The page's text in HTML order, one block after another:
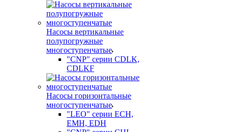
Насосы вертикальные
полупогружные
многоступенчатые
"CNP" серии CDLK,
CDLKF
Насосы горизонтальные
многоступенчатые
"LEO" серии ECH,
EMH, EDH